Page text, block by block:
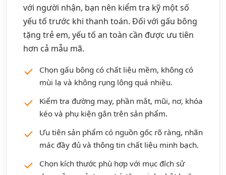
với người nhận, bạn nên kiểm tra kỹ một số
yếu tố trước khi thanh toán. Đối với gấu bông
tặng trẻ em, yếu tố an toàn cần được ưu tiên
hơn cả mẫu mã.
Chọn gấu bông có chất liệu mềm, không có
mùi lạ và không rụng lông quá nhiều.
Kiểm tra đường may, phần mắt, mũi, nơ, khóa
kéo và phụ kiện gắn trên sản phẩm.
Ưu tiên sản phẩm có nguồn gốc rõ ràng, nhãn
mác đầy đủ và thông tin chất liệu minh bạch.
Chọn kích thước phù hợp với mục đích sử